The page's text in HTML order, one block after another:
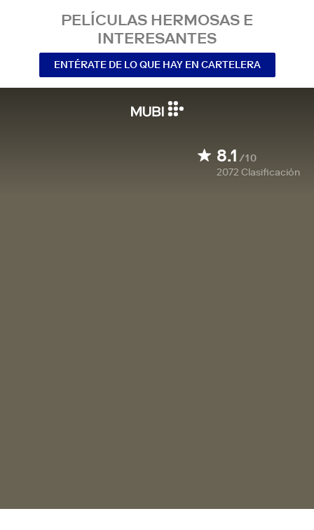
PELÍCULAS HERMOSAS E
INTERESANTES
ENTÉRATE DE LO QUE HAY EN CARTELERA
8.1 /10
2072 Clasificación